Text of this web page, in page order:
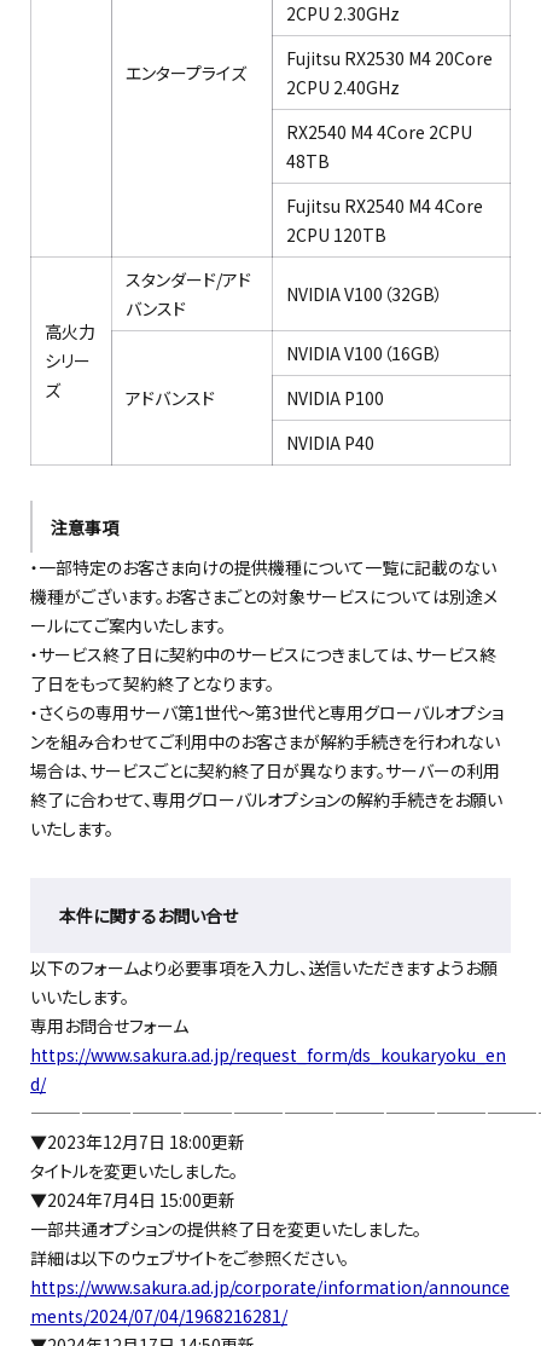
エンタープライズ​
2CPU 2.30GHz​
Fujitsu RX2530 M4 20Core
2CPU 2.40GHz​
RX2540 M4 4Core 2CPU
48TB​
Fujitsu RX2540 M4 4Core
2CPU 120TB​
高火力
シリー
ズ
スタンダード/アド
バンスド
NVIDIA V100（32GB）
アドバンスド
NVIDIA V100（16GB）
NVIDIA P100
NVIDIA P40
注意事項
・一部特定のお客さま向けの提供機種について一覧に記載のない
機種がございます。お客さまごとの対象サービスについては別途メ
ールにてご案内いたします。
・サービス終了日に契約中のサービスにつきましては、サービス終
了日をもって契約終了となります。
・さくらの専用サーバ第1世代～第3世代と専用グローバルオプショ
ンを組み合わせてご利用中のお客さまが解約手続きを行われない
場合は、サービスごとに契約終了日が異なります。サーバーの利用
終了に合わせて、専用グローバルオプションの解約手続きをお願い
いたします。
本件に関するお問い合せ
以下のフォームより必要事項を入力し、送信いただきますようお願
いいたします。
専用お問合せフォーム
https://www.sakura.ad.jp/request_form/ds_koukaryoku_en
d/
▼2023年12月7日 18:00更新
タイトルを変更いたしました。
▼2024年7月4日 15:00更新
一部共通オプションの提供終了日を変更いたしました。
詳細は以下のウェブサイトをご参照ください。
https://www.sakura.ad.jp/corporate/information/announce
ments/2024/07/04/1968216281/